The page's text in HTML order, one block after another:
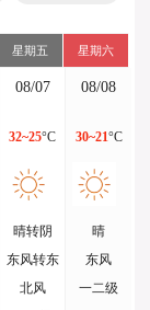
星期五 星期六
08/07
32~25°C
晴转阴
东风转东
北风
08/08
30~21°C
晴
东风
一二级